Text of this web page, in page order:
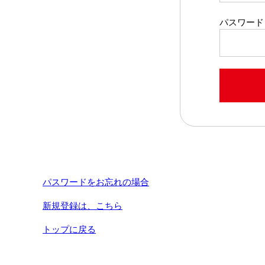
パスワード
パスワードをお忘れの場合
新規登録は、こちら
トップに戻る